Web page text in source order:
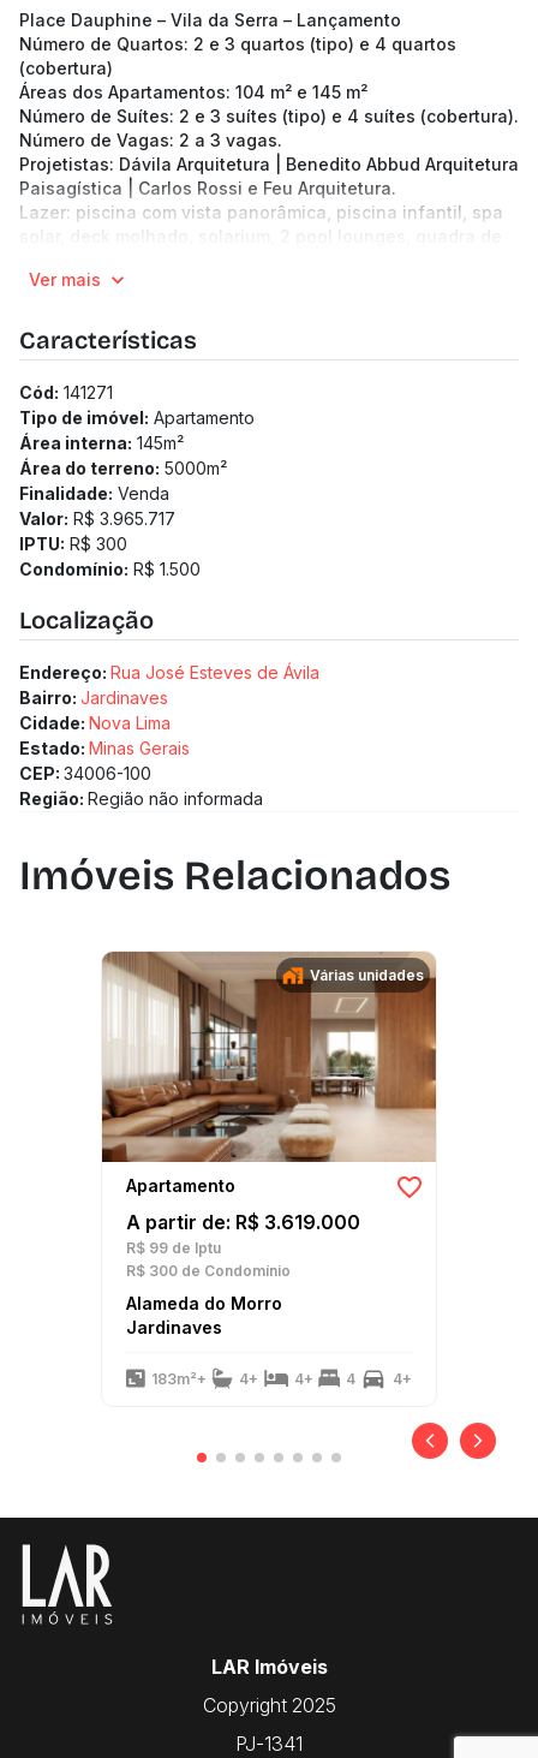
Place Dauphine – Vila da Serra – Lançamento
Número de Quartos: 2 e 3 quartos (tipo) e 4 quartos
(cobertura)
Áreas dos Apartamentos: 104 m² e 145 m²
Número de Suítes: 2 e 3 suítes (tipo) e 4 suítes (cobertura).
Número de Vagas: 2 a 3 vagas.
Projetistas: Dávila Arquitetura | Benedito Abbud Arquitetura
Paisagística | Carlos Rossi e Feu Arquitetura.
Lazer: piscina com vista panorâmica, piscina infantil, spa
solar, deck molhado, solarium, 2 pool lounges, quadra de
pickleball e futebol, grill gourmet com terraço, salão de
kids com terraço, fitness, pilates, play lounge, lounge
gourmet, gourmet, sauna a vapor, spa, banheira recovery
room.
Ver mais
Características
Cód: 141271
Tipo de imóvel: Apartamento
Área interna: 145m²
Área do terreno: 5000m²
Finalidade: Venda
Valor: R$ 3.965.717
IPTU: R$ 300
Condomínio: R$ 1.500
Localização
Endereço: Rua José Esteves de Ávila
Bairro: Jardinaves
Cidade: Nova Lima
Estado: Minas Gerais
CEP: 34006-100
Região: Região não informada
Imóveis Relacionados
Várias unidades
Apartamento
A partir de: R$ 3.619.000
R$ 99 de Iptu
R$ 300 de Condomínio
Alameda do Morro
Jardinaves
183m²+ 4+ 4+ 4 4+
LAR Imóveis
Copyright 2025
PJ-1341